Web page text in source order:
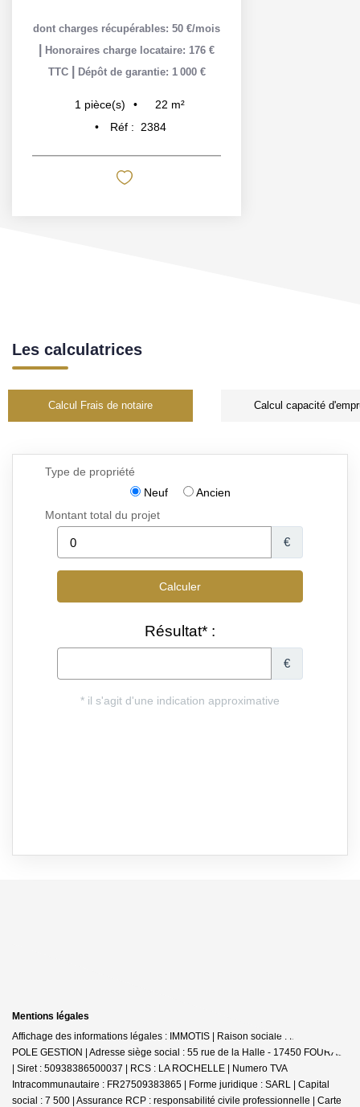
dont charges récupérables: 50 €/mois
Honoraires charge locataire: 176 €
TTC
Dépôt de garantie: 1 000 €
1 pièce(s) 22 m²
Réf :
2384
Les calculatrices
Calcul Frais de notaire Calcul capacité
Mentions légales
Affichage des informations légales : IMMOTIS | Raison sociale : IMMOTIS
POLE GESTION | Adresse siège social : 55 rue de la Halle - 17450 FOURAS
| Siret : 50938386500037 | RCS : LA ROCHELLE | Numero TVA
Intracommunautaire : FR27509383865 | Forme juridique : SARL | Capital
social : 7 500 | Assurance RCP : responsabilité civile professionnelle | Carte